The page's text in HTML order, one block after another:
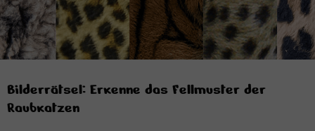
Bilderrätsel: Erkenne das Fellmuster der
Raubkatzen